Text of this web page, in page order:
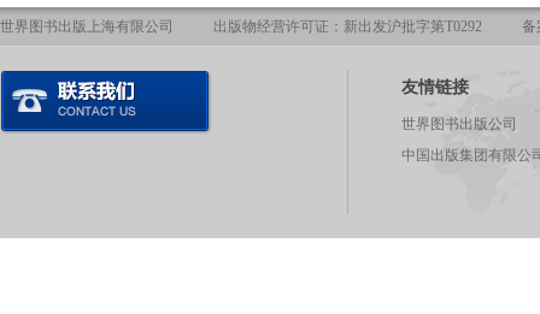
世界图书出版上海有限公司 出版物经营许可证：新出发沪批字第T0292 备
友情链接
世界图书出版公司
中国出版集团有限公